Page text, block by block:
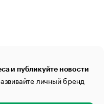
и публикуйте новости
личный бренд